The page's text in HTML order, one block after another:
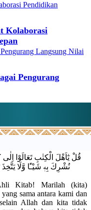
Kolaborasi
Pengurang
قُلْ يٰٓاَهْلَ الْكِتٰبِ تَعَالَوْا اِلٰى
نُشْرِكَ بِهٖ شَيْـًٔا وَّلَا يَتَّخِذَ
Kitab! Marilah (kita)
sama antara kami dan
Allah dan kita tidak